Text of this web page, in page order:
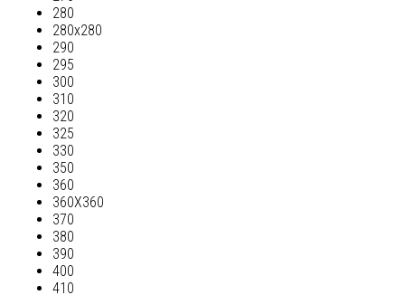
280
280х280
290
295
300
310
320
325
330
350
360
360Х360
370
380
390
400
410